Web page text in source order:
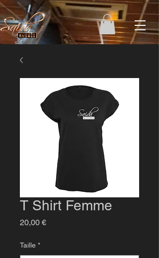
T Shirt Femme
20,00 €Prix
Taille *